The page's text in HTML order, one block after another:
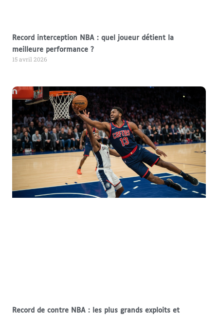
Record interception NBA : quel joueur détient la
meilleure performance ?
15 avril 2026
Record de contre NBA : les plus grands exploits et